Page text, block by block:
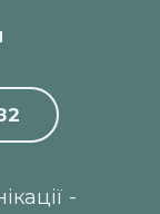
-